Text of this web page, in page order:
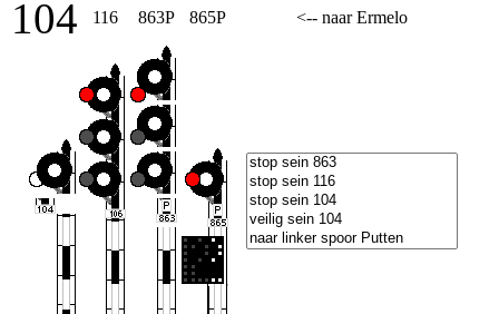
104 116 863P 865P <-- naar Ermelo